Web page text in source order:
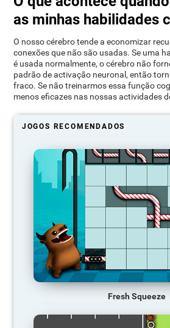
as minhas habilidades
O nosso cérebro tende a economizar
conexões que não são usadas. Se uma
é usada normalmente, o cérebro não
padrão de activação neuronal, então
fraco. Se não treinarmos essa função
menos eficazes nas nossas actividades
JOGOS RECOMENDADOS
Fresh Squeeze